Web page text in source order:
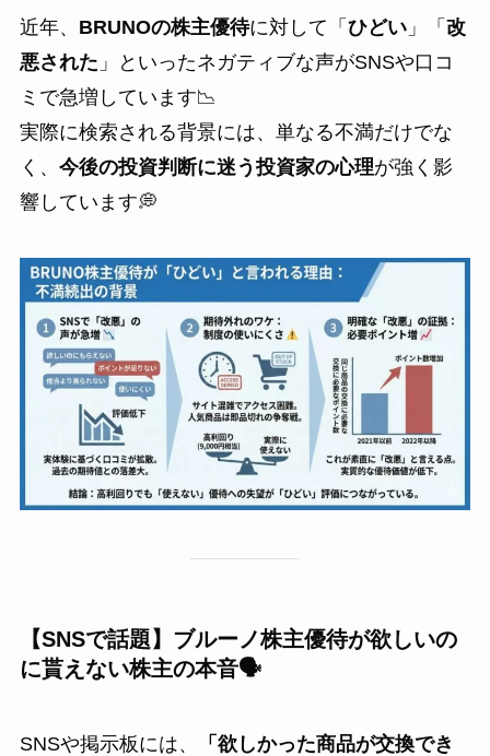
近年、 BRUNOの株主優待に対して「 ひどい」「 改
悪された 」といったネガティブな声がSNSや口コ
ミで急増しています📉
実際に検索される背景には、単なる不満だけでな
く、 今後の投資判断に迷う投資家の心理が強く影
響しています💭
【SNSで話題】ブルーノ株主優待が欲しいの
に貰えない株主の本音🗣️
SNSや掲示板には、
「欲しかった商品が交換でき